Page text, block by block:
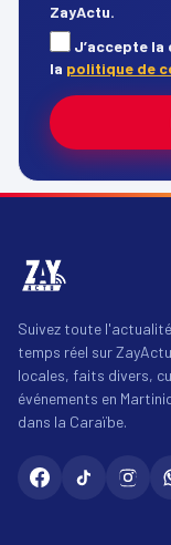
ZayActu.
J’accepte
la politique de
Suivez toute
temps réel sur
locales, faits divers,
événements en
dans la Caraïbe.